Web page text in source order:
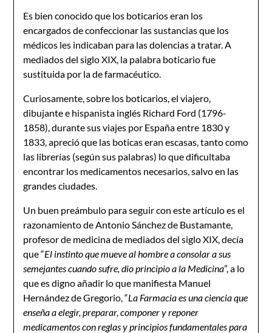
Es bien conocido que los boticarios eran los
encargados de confeccionar las sustancias que los
médicos les indicaban para las dolencias a tratar. A
mediados del siglo XIX, la palabra boticario fue
sustituida por la de farmacéutico.
Curiosamente, sobre los boticarios, el viajero,
dibujante e hispanista inglés Richard Ford (1796-
1858), durante sus viajes por España entre 1830 y
1833, apreció que las boticas eran escasas, tanto como
las librerías (según sus palabras) lo que dificultaba
encontrar los medicamentos necesarios, salvo en las
grandes ciudades.
Un buen preámbulo para seguir con este artículo es el
razonamiento de Antonio Sánchez de Bustamante,
profesor de medicina de mediados del siglo XIX, decía
que “El instinto que mueve al hombre a consolar a sus
semejantes cuando sufre, dio principio a la Medicina”, a lo
que es digno añadir lo que manifiesta Manuel
Hernández de Gregorio, “La Farmacia es una ciencia que
enseña a elegir, preparar, componer y reponer
medicamentos con reglas y principios fundamentales para